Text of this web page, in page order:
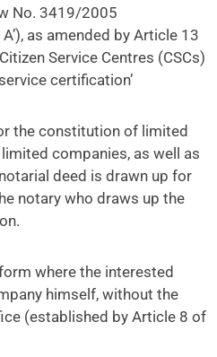
No. 3419/2005
as amended by Article 13
Service Centres (CSCs)
certification’
the constitution of limited
companies, as well as
deed is drawn up for
notary who draws up the
where the interested
himself, without the
(established by Article 8 of